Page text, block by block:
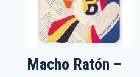
Macho Ratón –